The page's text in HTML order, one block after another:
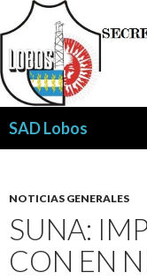
SAD Lobos
NOTICIAS GENERALES
SUNA:
CON EN